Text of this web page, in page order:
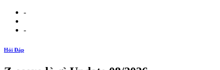
-
-
Hỏi Đáp